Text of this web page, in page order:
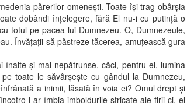
părerilor omeneşti. Toate îşi trag obârşia
dobândi înţelegere, fără El nu-i cu putinţă o
totul pe pacea lui Dumnezeu. O, Dumnezeule,
Învăţaţii să păstreze tăcerea, amuţească gura
şi mai nepătrunse, căci, pentru el, lumina
toate le săvârşeşte cu gândul la Dumnezeu,
a inimii, lăsată în voia ei? Omul drept şi
l-ar îmbia imboldurile stricate ale firii ci, el